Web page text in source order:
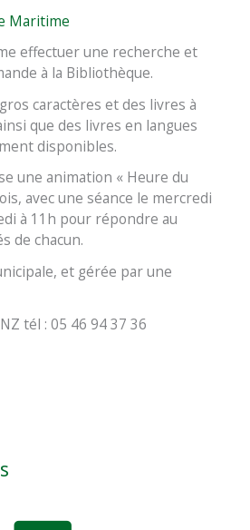
Maritime
effectuer une recherche et
à la Bibliothèque.
caractères et des livres à
que des livres en langues
disponibles.
une animation « Heure du
avec une séance le mercredi
à 11h pour répondre au
de chacun.
et gérée par une
tél : 05 46 94 37 36